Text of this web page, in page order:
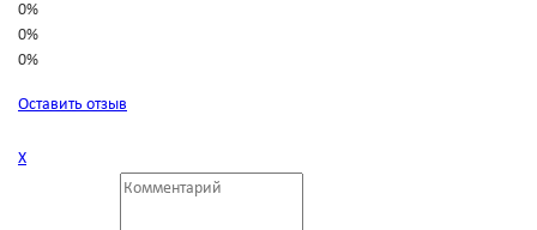
0%
0%
0%
Оставить отзыв
Х